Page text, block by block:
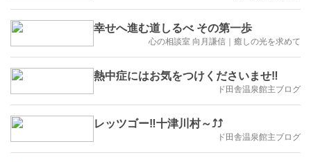
幸せへ進む道しるべ その第一歩
心の相談室 向月謙信｜癒しの光を求めて
熱中症にはお気をつけくださいませ‼️
ド田舎温泉館主ブログ
レッツゴー‼️十津川村～⤴️⤴️
ド田舎温泉館主ブログ